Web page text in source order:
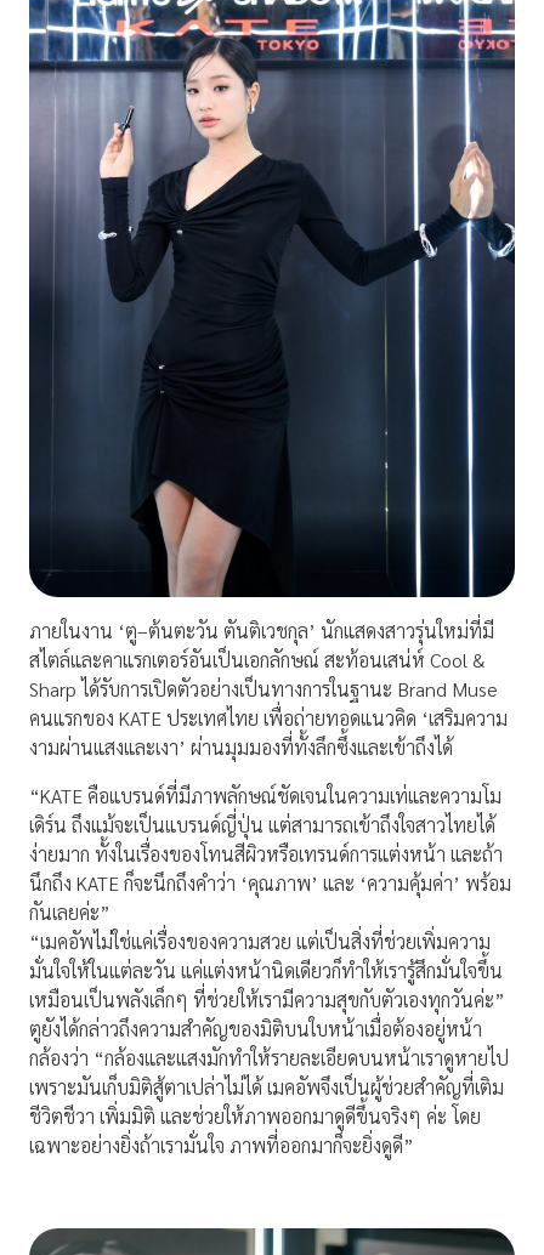
ภายในงาน ‘ตู–ต้นตะวัน ตันติเวชกุล’ นักแสดงสาวรุ่นใหม่ที่มี
สไตล์และคาแรกเตอร์อันเป็นเอกลักษณ์ สะท้อนเสน่ห์ Cool &
Sharp ได้รับการเปิดตัวอย่างเป็นทางการในฐานะ Brand Muse
คนแรกของ KATE ประเทศไทย เพื่อถ่ายทอดแนวคิด ‘เสริมความ
งามผ่านแสงและเงา’ ผ่านมุมมองที่ทั้งลึกซึ้งและเข้าถึงได้
“KATE คือแบรนด์ที่มีภาพลักษณ์ชัดเจนในความเท่และความโม
เดิร์น ถึงแม้จะเป็นแบรนด์ญี่ปุ่น แต่สามารถเข้าถึงใจสาวไทยได้
ง่ายมาก ทั้งในเรื่องของโทนสีผิวหรือเทรนด์การแต่งหน้า และถ้า
นึกถึง KATE ก็จะนึกถึงคำว่า ‘คุณภาพ’ และ ‘ความคุ้มค่า’ พร้อม
กันเลยค่ะ”
“เมคอัพไม่ใช่แค่เรื่องของความสวย แต่เป็นสิ่งที่ช่วยเพิ่มความ
มั่นใจให้ในแต่ละวัน แค่แต่งหน้านิดเดียวก็ทำให้เรารู้สึกมั่นใจขึ้น
เหมือนเป็นพลังเล็กๆ ที่ช่วยให้เรามีความสุขกับตัวเองทุกวันค่ะ”
ตูยังได้กล่าวถึงความสำคัญของมิติบนใบหน้าเมื่อต้องอยู่หน้า
กล้องว่า “กล้องและแสงมักทำให้รายละเอียดบนหน้าเราดูหายไป
เพราะมันเก็บมิติสู้ตาเปล่าไม่ได้ เมคอัพจึงเป็นผู้ช่วยสำคัญที่เติม
ชีวิตชีวา เพิ่มมิติ และช่วยให้ภาพออกมาดูดีขึ้นจริงๆ ค่ะ โดย
เฉพาะอย่างยิ่งถ้าเรามั่นใจ ภาพที่ออกมาก็จะยิ่งดูดี”